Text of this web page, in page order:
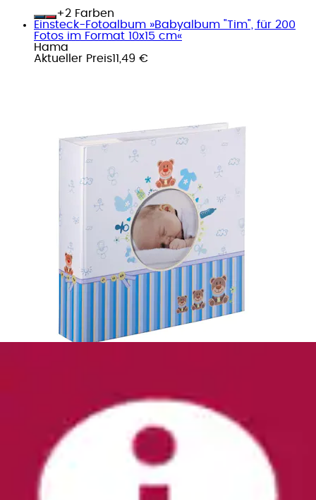
+
Farben
Einsteck-Fotoalbum »Babyalbum "Tim", für 200
Fotos im Format 10x15 cm«
Hama
Aktueller Preis11,49 €
Fotoalbum »Babyalbum "Baby Feel", 29x32 cm,
60 weiße Seiten, 2 seitiger Vorspann«
Hama
Ursprünglicher PreisUVP 16,99 €
- 23 %
Aktueller Preis
12,99 €